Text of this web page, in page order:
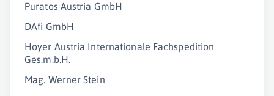
Puratos Austria GmbH
DAfi GmbH
Hoyer Austria Internationale Fachspedition
Ges.m.b.H.
Mag. Werner Stein